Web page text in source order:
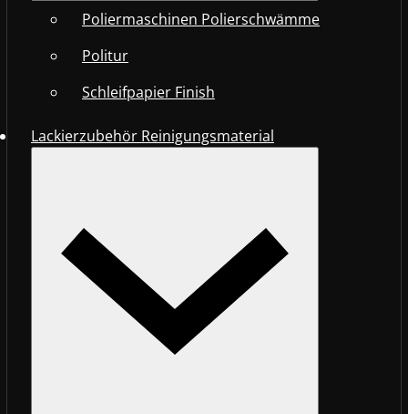
Poliermaschinen Polierschwämme
Politur
Schleifpapier Finish
Lackierzubehör Reinigungsmaterial